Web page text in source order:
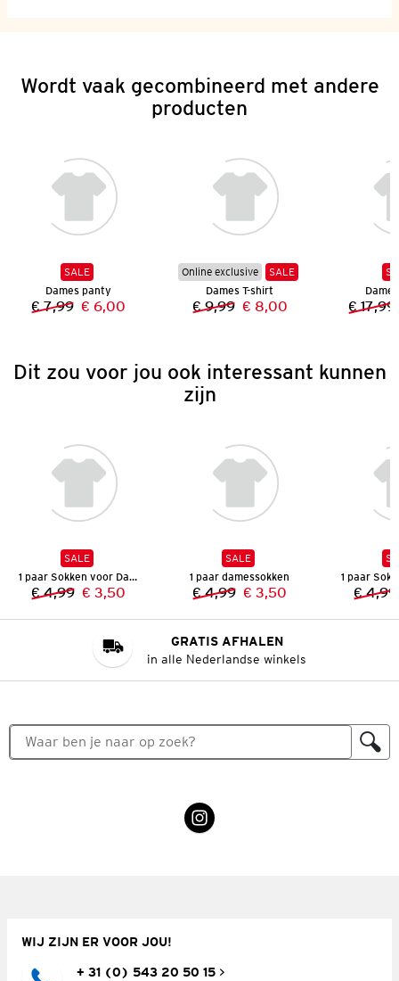
Wordt vaak gecombineerd met andere
producten
SALE
Dames panty
Vorige prijs:
€ 7,99 Nieuwe prijs:
€ 6,00
Online exclusive
SALE
Dames T-shirt
Vorige prijs:
€ 9,99 Nieuwe prijs:
€ 8,00 € 17,99
Dit zou voor jou ook interessant kunnen
zijn
SALE
1 paar Sokken voor Dames
Vorige prijs:
€ 4,99 Nieuwe prijs:
€ 3,50
SALE
1 paar damessokken
Vorige prijs:
€ 4,99 Nieuwe prijs:
€ 3,50 € 4,99
GRATIS AFHALEN
in alle Nederlandse winkels
WIJ ZIJN ER VOOR JOU!
+ 31 (0) 543 20 50 15